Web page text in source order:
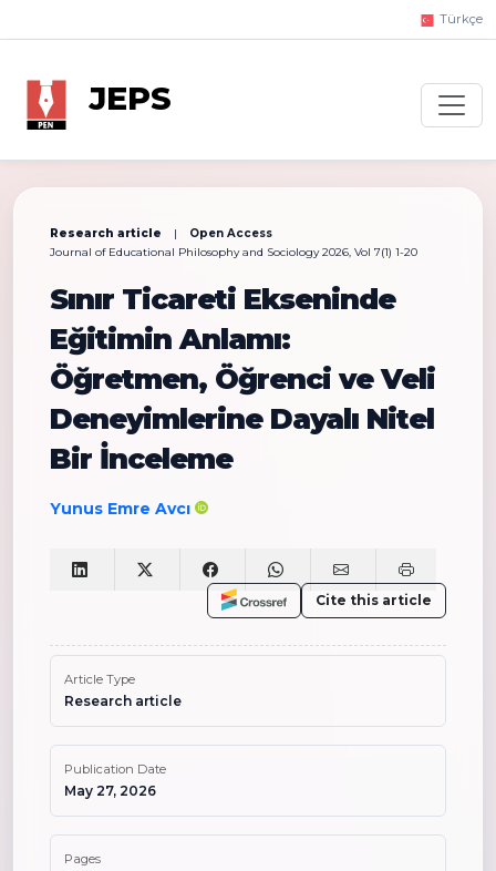
Türkçe
JEPS
Research article |
Open Access
Journal of Educational Philosophy and Sociology 2026, Vol 7(1) 1-20
Sınır Ticareti Ekseninde
Eğitimin Anlamı:
Öğretmen, Öğrenci ve Veli
Deneyimlerine Dayalı Nitel
Bir İnceleme
Yunus Emre Avcı
Cite this article
Article Type
Research article
Publication Date
May 27, 2026
Pages